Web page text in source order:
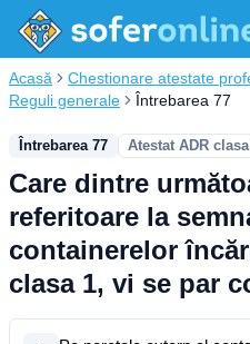
Acasă Chestionare atestate
Reguli generale
Întrebarea 77
Întrebarea 77 Atestat ADR
Care dintre
referitoare la
containerelor
clasa 1, vi se par